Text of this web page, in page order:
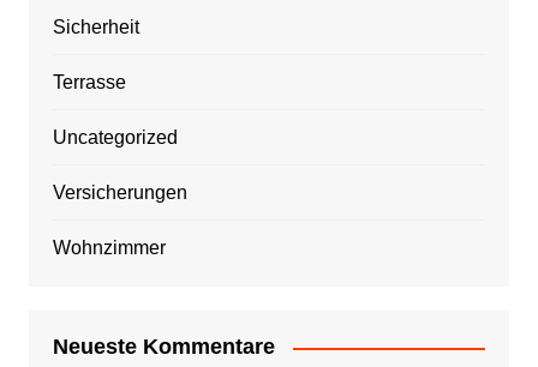
Sicherheit
Terrasse
Uncategorized
Versicherungen
Wohnzimmer
Neueste Kommentare